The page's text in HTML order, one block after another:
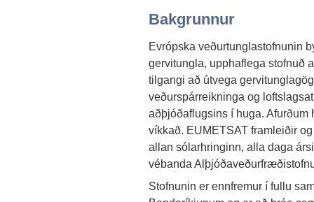
Bakgrunnur
Evrópska veðurtunglastofnunin
gervitungla, upphaflega stofnuð
tilgangi að útvega
veðurspárreikninga og
aðþjóðaflugsins í huga.
víkkað. EUMETSAT framleiðir
allan sólarhringinn, alla daga
vébanda
Stofnunin er ennfremur í fullu